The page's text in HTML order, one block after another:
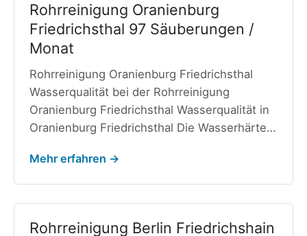
Rohrreinigung Oranienburg
Friedrichsthal 97 Säuberungen /
Monat
Rohrreinigung Oranienburg Friedrichsthal
Wasserqualität bei der Rohrreinigung
Oranienburg Friedrichsthal Wasserqualität in
Oranienburg Friedrichsthal Die Wasserhärte…
Mehr erfahren →
Rohrreinigung Berlin Friedrichshain